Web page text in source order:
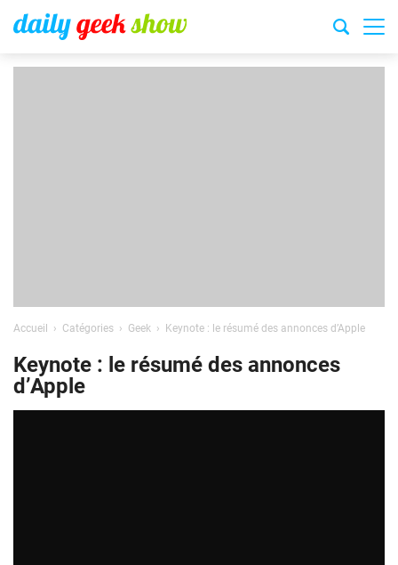
Accueil Catégories Geek Keynote : le résumé des annonces d’Apple
Keynote : le résumé des annonces
d’Apple